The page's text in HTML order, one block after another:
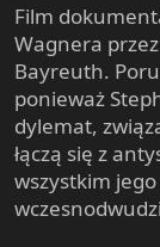
Film
Wagnera
Bayreuth.
ponieważ
dylemat,
łączą się z
wszystkim